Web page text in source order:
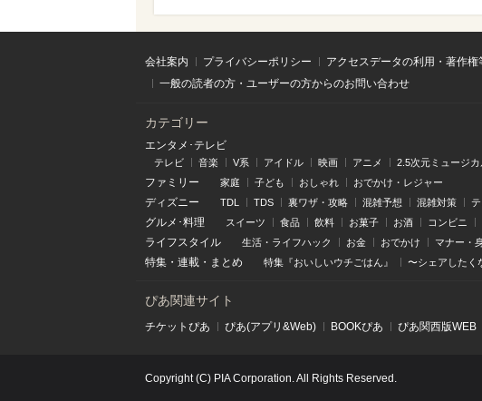
会社案内 プライバシーポリシー アクセスデータの利用・著作権
一般の読者の方・ユーザーの方からのお問い合わせ
カテゴリー
エンタメ･テレビ
テレビ 音楽 V系 アイドル 映画 アニメ 2.5次元ミュージカ
ファミリー 家庭 子ども おしゃれ おでかけ・レジャー
ディズニー TDL TDS 裏ワザ・攻略 混雑予想 混雑対策
グルメ･料理 スイーツ 食品 飲料 お菓子 お酒 コンビニ
ライフスタイル 生活・ライフハック お金 おでかけ マナー・
特集 ・ 連載 ・ まとめ 特集『おいしいウチごはん』 〜シェアしたく
ぴあ関連サイト
チケットぴあ ぴあ(アプリ&Web) BOOKぴあ ぴあ関⻄版WEB
Copyright (C) PIA Corporation. All Rights Reserved.